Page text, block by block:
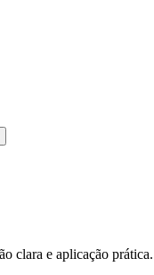
clara e aplicação prática.